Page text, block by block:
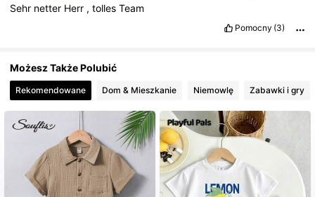
Sehr netter Herr ,tollesTeam
Pomocny (3)
Możesz Także Polubić
Rekomendowane Dom & Mieszkanie Niemowlę Zabawki i gry